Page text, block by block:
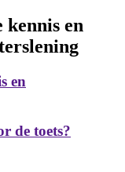
kennis en
en
de toets?